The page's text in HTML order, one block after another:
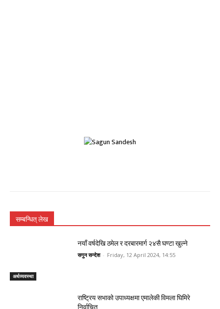
सम्बन्धित् लेख
अर्थव्यवस्था
नयाँ वर्षदेखि ठमेल र दरबारमार्ग २४सै घण्टा खुल्ने
सगुन सन्देश - Friday, 12 April 2024, 14:55
राष्ट्रिय सभाको उपाध्यक्षमा एमालेकी विमला घिमिरे
निर्वाचित